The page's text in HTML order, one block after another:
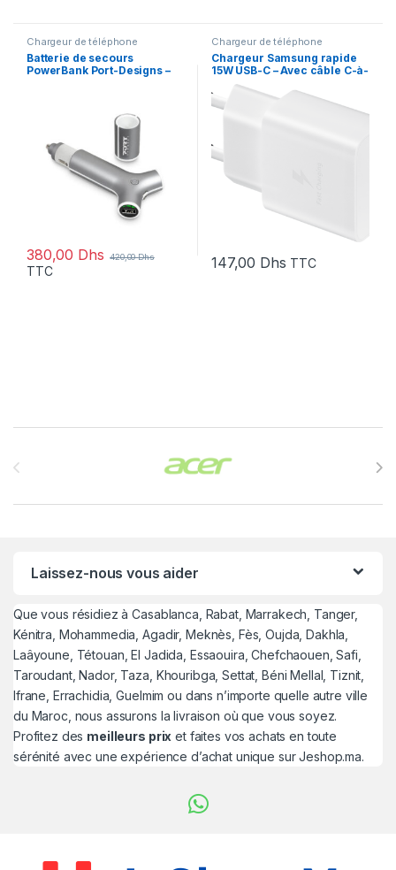
Chargeur de téléphone
Batterie de secours
PowerBank Port-Designs –
380,00 Dhs 420,00Dhs
TTC
Chargeur de téléphone
Chargeur Samsung rapide
15W USB-C – Avec câble C-à-
C (EP-T1510XWEGWW)
147,00 Dhs TTC
Laissez-nous vous aider
Que vous résidiez à Casablanca, Rabat, Marrakech, Tanger,
Kénitra, Mohammedia, Agadir, Meknès, Fès, Oujda, Dakhla,
Laâyoune, Tétouan, El Jadida, Essaouira, Chefchaouen, Safi,
Taroudant, Nador, Taza, Khouribga, Settat, Béni Mellal, Tiznit,
Ifrane, Errachidia, Guelmim ou dans n’importe quelle autre ville
du Maroc, nous assurons la livraison où que vous soyez.
Profitez des meilleurs prix et faites vos achats en toute
sérénité avec une expérience d’achat unique sur Jeshop.ma.